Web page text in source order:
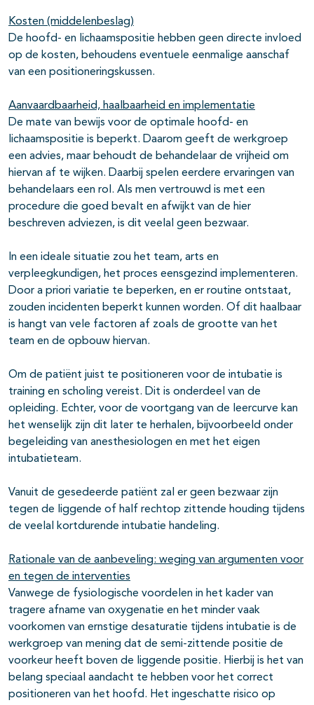
Kosten (middelenbeslag)
De hoofd- en lichaamspositie hebben geen directe invloed
op de kosten, behoudens eventuele eenmalige aanschaf
van een positioneringskussen.
Aanvaardbaarheid, haalbaarheid en implementatie
De mate van bewijs voor de optimale hoofd- en
lichaamspositie is beperkt. Daarom geeft de werkgroep
een advies, maar behoudt de behandelaar de vrijheid om
hiervan af te wijken. Daarbij spelen eerdere ervaringen van
behandelaars een rol. Als men vertrouwd is met een
procedure die goed bevalt en afwijkt van de hier
beschreven adviezen, is dit veelal geen bezwaar.
In een ideale situatie zou het team, arts en
verpleegkundigen, het proces eensgezind implementeren.
Door a priori variatie te beperken, en er routine ontstaat,
zouden incidenten beperkt kunnen worden. Of dit haalbaar
is hangt van vele factoren af zoals de grootte van het
team en de opbouw hiervan.
Om de patiënt juist te positioneren voor de intubatie is
training en scholing vereist. Dit is onderdeel van de
opleiding. Echter, voor de voortgang van de leercurve kan
het wenselijk zijn dit later te herhalen, bijvoorbeeld onder
begeleiding van anesthesiologen en met het eigen
intubatieteam.
Vanuit de gesedeerde patiënt zal er geen bezwaar zijn
tegen de liggende of half rechtop zittende houding tijdens
de veelal kortdurende intubatie handeling.
Rationale van de aanbeveling: weging van argumenten voor
en tegen de interventies
Vanwege de fysiologische voordelen in het kader van
tragere afname van oxygenatie en het minder vaak
voorkomen van ernstige desaturatie tijdens intubatie is de
werkgroep van mening dat de semi-zittende positie de
voorkeur heeft boven de liggende positie. Hierbij is het van
belang speciaal aandacht te hebben voor het correct
positioneren van het hoofd. Het ingeschatte risico op